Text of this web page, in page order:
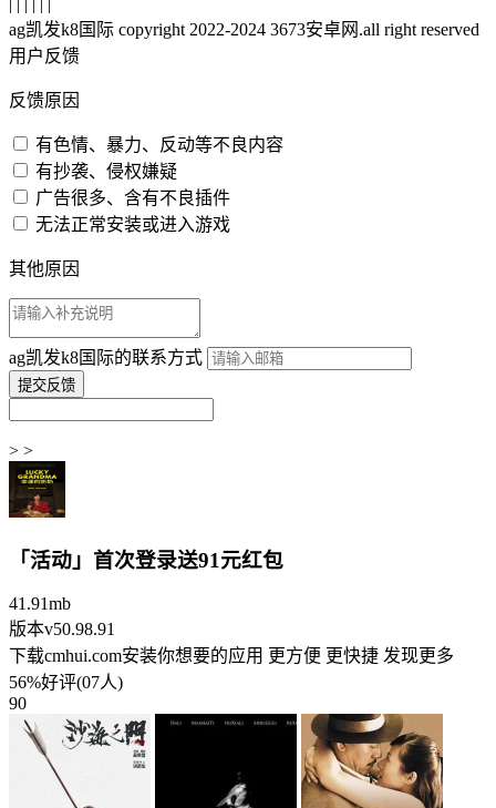
ag凯发k8国际 copyright 2022-2024 3673安卓网.all right reserved
用户反馈
反馈原因
有色情、暴力、反动等不良内容
有抄袭、侵权嫌疑
广告很多、含有不良插件
无法正常安装或进入游戏
其他原因
ag凯发k8国际的联系方式
> >
「活动」首次登录送91元红包
41.91mb
版本v50.98.91
下载cmhui.com安装你想要的应用 更方便 更快捷 发现更多
56%好评(07人)
90